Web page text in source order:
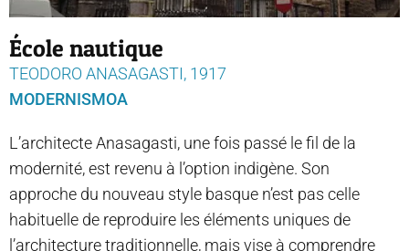
École nautique
TEODORO ANASAGASTI, 1917
MODERNISMOA
L’architecte Anasagasti, une fois passé le fil de la
modernité, est revenu à l’option indigène. Son
approche du nouveau style basque n’est pas celle
habituelle de reproduire les éléments uniques de
l’architecture traditionnelle, mais vise à comprendre